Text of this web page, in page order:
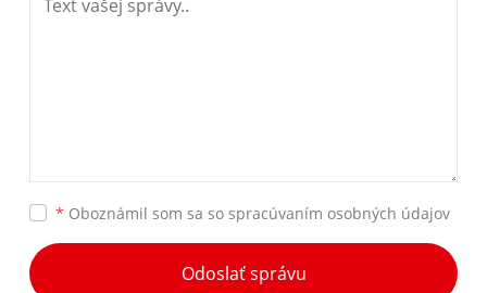
* Oboznámil som sa so spracúvaním osobných údajov
Odoslať správu